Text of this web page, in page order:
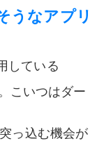
うなアプリ
している
こいつはダー
っ込む機会が